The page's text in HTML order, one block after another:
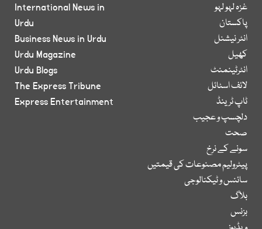
غزہ لہو لہو
پاکستان
انٹر نیشنل
کھیل
انٹرٹینمنٹ
لائف اسٹائل
ٹاپ ٹرینڈ
دلچسپ و عجیب
صحت
سونے کے نرخ
پیٹرولیم مصنوعات کی قیمتیں
سائنس و ٹیکنالوجی
بلاگ
بزنس
International News in
Urdu
Business News in Urdu
Urdu Magazine
Urdu Blogs
The Express Tribune
Express Entertainment